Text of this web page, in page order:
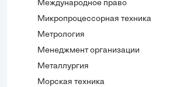
Международное право
Микропроцессорная техника
Метрология
Менеджмент организации
Металлургия
Морская техника